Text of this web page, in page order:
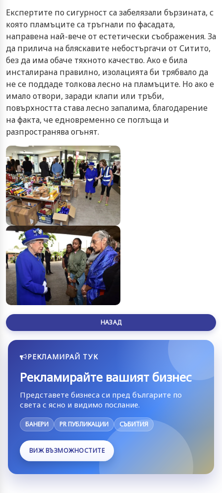
Експертите по сигурност са забелязали бързината, с
която пламъците са тръгнали по фасадата,
направена най-вече от естетически съображения. За
да прилича на бляскавите небостъргачи от Ситито,
без да има обаче тяхното качество. Ако е била
инсталирана правилно, изолацията би трябвало да
не се поддаде толкова лесно на пламъците. Но ако е
имало отвори, заради клапи или тръби,
повърхността става лесно запалима, благодарение
на факта, че едновременно се поглъща и
разпространява огънят.
НАЗАД
РЕКЛАМИРАЙ ТУК
Рекламирайте вашият бизнес
Представете бизнеса си пред българите по
света с ясно и видимо послание.
БАНЕРИ PR ПУБЛИКАЦИИ СЪБИТИЯ
ВИЖ ВЪЗМОЖНОСТИТЕ